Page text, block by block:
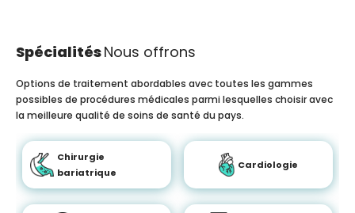
SpécialitésNous offrons
Options de traitement abordables avec toutes les gammes
possibles de procédures médicales parmi lesquelles choisir avec
la meilleure qualité de soins de santé du pays.
Chirurgie
bariatrique
Cardiologie